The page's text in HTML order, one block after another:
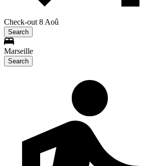
Check-out 8 Aoû
Search
Marseille
Search